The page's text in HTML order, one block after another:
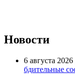
Новости
6 августа 2026
бдительные